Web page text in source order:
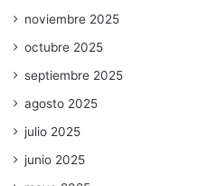
noviembre 2025
octubre 2025
septiembre 2025
agosto 2025
julio 2025
junio 2025